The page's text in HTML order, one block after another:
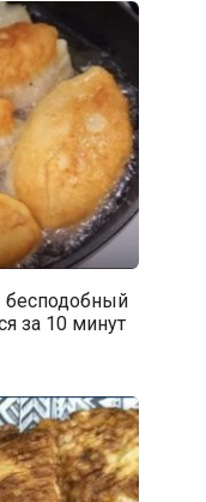
за 10 минут